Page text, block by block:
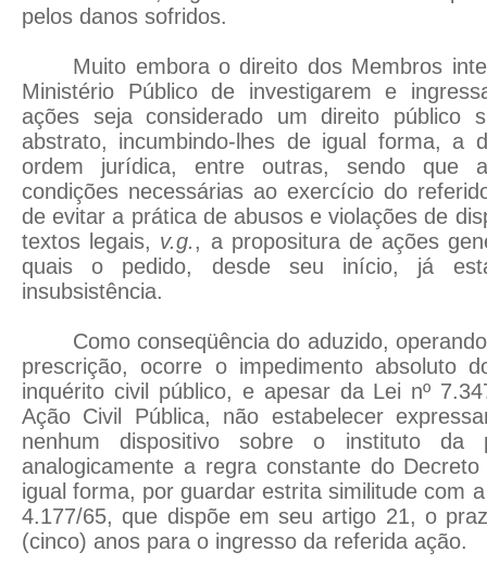
pelos danos sofridos.
Muito embora o direito dos Membros
Ministério Público de investigarem e
ações seja considerado um direito público
abstrato, incumbindo-lhes de igual forma, a
ordem jurídica, entre outras, sendo que
condições necessárias ao exercício do
de evitar a prática de abusos e violações de
textos legais, v.g. , a propositura de ações
quais o pedido, desde seu início, já
insubsistência.
Como conseqüência do aduzido,
prescrição, ocorre o impedimento absoluto
inquérito civil público, e apesar da Lei nº
Ação Civil Pública, não estabelecer
nenhum dispositivo sobre o instituto da
analogicamente a regra constante do
igual forma, por guardar estrita similitude com
4.177/65, que dispõe em seu artigo 21, o
(cinco) anos para o ingresso da referida ação.